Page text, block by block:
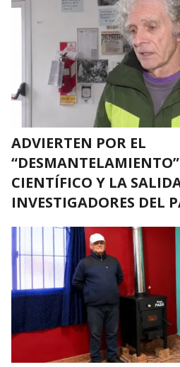
ADVIERTEN POR EL
CIENTÍFICO Y LA
INVESTIGADORES DEL